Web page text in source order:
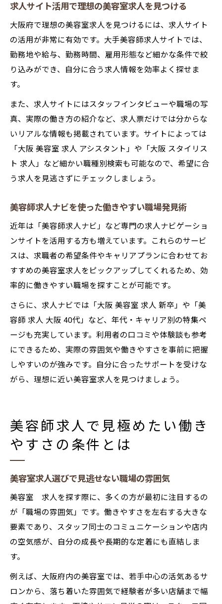
求人サイト活用で理想の美容室求人を見つける
大阪府で理想の美容室求人を見つけるには、求人サイト
の活用が非常に有効です。大手美容師求人サイトでは、
勤務地や給与、勤務時間、雇用形態など細かな条件で絞
り込みができ、自分に合う求人情報を効率よく探せま
す。
また、求人サイトにはスタッフインタビューや職場の写
真、実際の働き方の紹介など、求人票だけでは分からな
いリアルな情報も掲載されています。サイトによっては
「大阪 美容室 求人 アシスタント」や「大阪 スタイリス
ト 求人」など細かい職種別検索も可能なので、希望に合
う求人を見逃さずにチェックしましょう。
美容師求人ナビを使った働きやすい職場発見術
近年は「美容師求人ナビ」など専門の求人ナビゲーショ
ンサイトを活用する方も増えています。これらのサービ
スは、求職者の希望条件やキャリアプランに合わせてお
すすめの美容室求人をピックアップしてくれるため、効
率的に働きやすい職場を探すことが可能です。
さらに、求人ナビでは「大阪 美容室 求人 新卒」や「美
容師 求人 大阪 40代」など、年代・キャリア別の特集ペ
ージも充実しています。利用者の口コミや体験談も参考
にできるため、実際の雰囲気や働きやすさを事前に把握
しやすいのが強みです。自分に合ったサポートを受けな
がら、理想に近い美容室求人を見つけましょう。
美容師求人で見極めたい働き
やすさの条件とは
美容室求人選びで見逃せない職場の雰囲気
美容室 求人を探す際に、多くの方が最初に注目するの
が「職場の雰囲気」です。働きやすさを左右する大きな
要素であり、スタッフ同士のコミュニケーションや店内
の空気感が、自分の成長や長期的な定着にも直結しま
す。
例えば、大阪府内の美容室では、若手中心の活気あるサ
ロンから、落ち着いた雰囲気で経験者が多い店舗まで幅